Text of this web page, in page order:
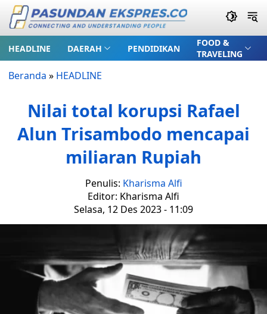
HEADLINE DAERAH PENDIDIKAN
FOOD &
TRAVELING
Beranda » HEADLINE
Nilai total korupsi Rafael
Alun Trisambodo mencapai
miliaran Rupiah
Penulis: Kharisma Alfi
Editor: Kharisma Alfi
Selasa, 12 Des 2023 - 11:09